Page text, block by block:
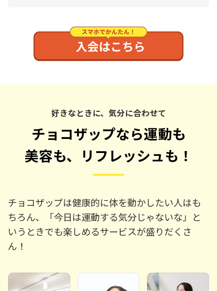
好きなときに、気分に合わせて
チョコザップなら運動も
美容も、リフレッシュも！
チョコザップは健康的に体を動かしたい人はも
ちろん、「今日は運動する気分じゃないな」と
いうときでも楽しめるサービスが盛りだくさ
ん！